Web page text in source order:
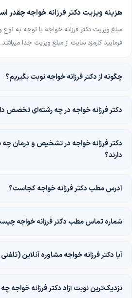
هزینه ویزیت دکتر فرزانه خواجه چقدر
مبلغ ویزیت دکتر فرزانه خواجه با توجه به
فرمایید کارمزد سایت از مبلغ ویزیت جدا میباشد.
چگونه از دکتر فرزانه خواجه نوبت بگیریم؟
دکتر فرزانه خواجه در چه رشته‌ای تخصص
دکتر فرزانه خواجه در تشخیص و درمان
دارند؟
آدرس مطب دکتر فرزانه خواجه کجاست؟
شماره تماس مطب دکتر فرزانه خواجه
آیا دکتر فرزانه خواجه مشاوره آنلاین
نزدیک‌ترین نوبت آزاد دکتر فرزانه خواجه